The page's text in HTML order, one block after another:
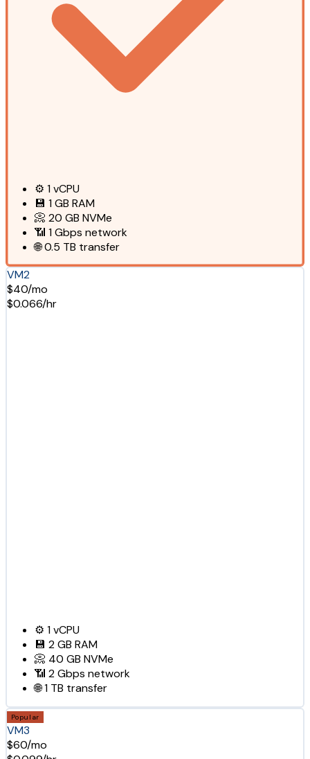
⚙️ 1vCPU
💾 1 GB RAM
📀 20 GB NVMe
📶 1 Gbps network
🌐0.5 TB transfer
VM2
$40/mo
$0.066/hr
⚙️ 1vCPU
💾 2 GB RAM
📀 40 GB NVMe
📶 2 Gbps network
🌐1 TB transfer
Popular
VM3
$60/mo